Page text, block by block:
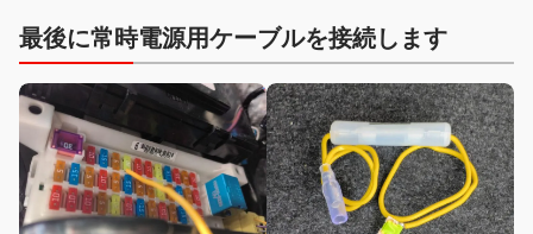
最後に常時電源用ケーブルを接続します